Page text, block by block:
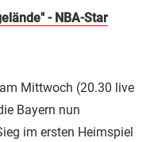
- NBA-Star
Mittwoch (20.30 live
Bayern nun
im ersten Heimspiel